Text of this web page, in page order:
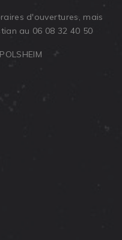
d'ouvertures, mais
au 06 08 32 40 50